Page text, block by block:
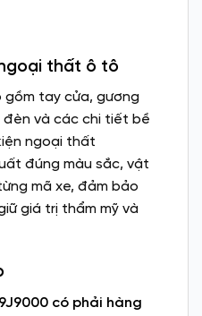
thất ô tô
gồm tay cửa, gương
đèn và các chi tiết bề
ngoại thất
đúng màu sắc, vật
mã xe, đảm bảo
giá trị thẩm mỹ và
có phải hàng